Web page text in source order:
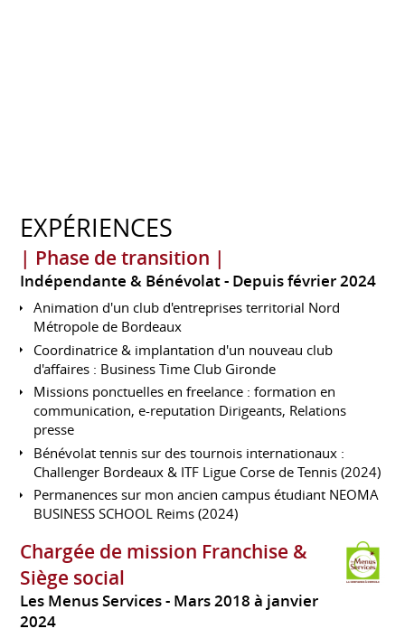
EXPÉRIENCES
| Phase de transition |
Indépendante & Bénévolat Depuis février 2024
Animation d'un club d'entreprises territorial Nord
Métropole de Bordeaux
Coordinatrice & implantation d'un nouveau club
d'affaires : Business Time Club Gironde
Missions ponctuelles en freelance : formation en
communication, e-reputation Dirigeants, Relations
presse
Bénévolat tennis sur des tournois internationaux :
Challenger Bordeaux & ITF Ligue Corse de Tennis (2024)
Permanences sur mon ancien campus étudiant NEOMA
BUSINESS SCHOOL Reims (2024)
Chargée de mission Franchise &
Siège social
Les Menus Services
Mars 2018 à janvier
2024